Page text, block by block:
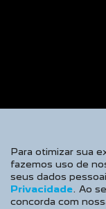
Para otimizar sua
fazemos uso de
seus dados
Privacidade. Ao
concorda com